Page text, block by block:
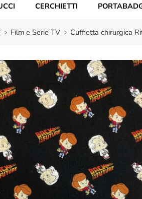
CERCHIETTI
Film e Serie TV Cuffietta chirurgica